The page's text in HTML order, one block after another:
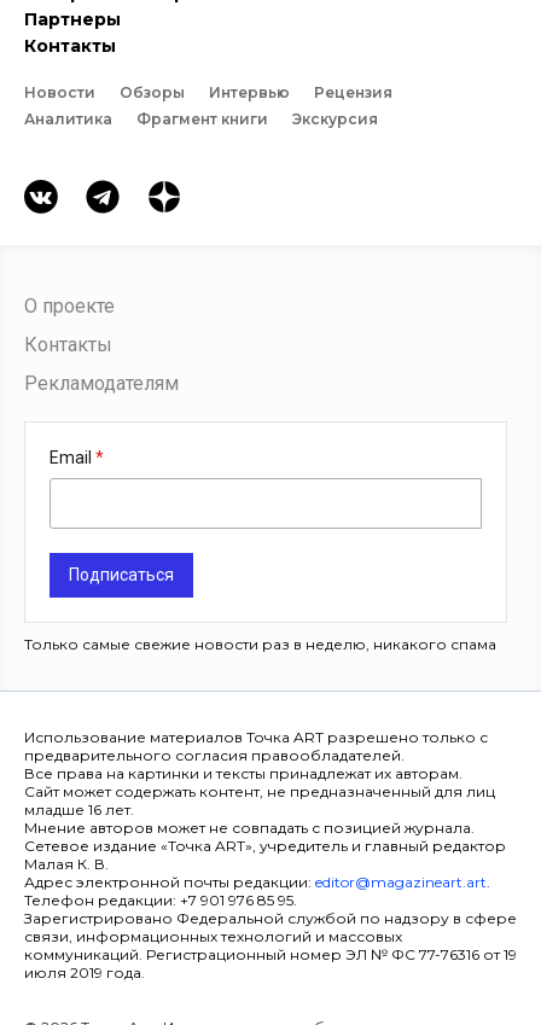
Партнеры
Контакты
Новости Обзоры Интервью
Рецензия
Аналитика
Фрагмент книги Экскурсия
О проекте
Контакты
Рекламодателям
Email
Подписаться
Только самые свежие новости раз в неделю, никакого спама
Использование материалов Точка ART разрешено только с
предварительного согласия правообладателей.
Все права на картинки и тексты принадлежат их авторам.
Сайт может содержать контент, не предназначенный для лиц
младше 16 лет.
Мнение авторов может не совпадать с позицией журнала.
Сетевое издание «Точка ART», учредитель и главный редактор
Малая К. В.
Адрес электронной почты редакции: editor@magazineart.art.
Телефон редакции: +7 901 976 85 95.
Зарегистрировано Федеральной службой по надзору в сфере
связи, информационных технологий и массовых
коммуникаций. Регистрационный номер ЭЛ № ФС 77-76316 от 19
июля 2019 года.